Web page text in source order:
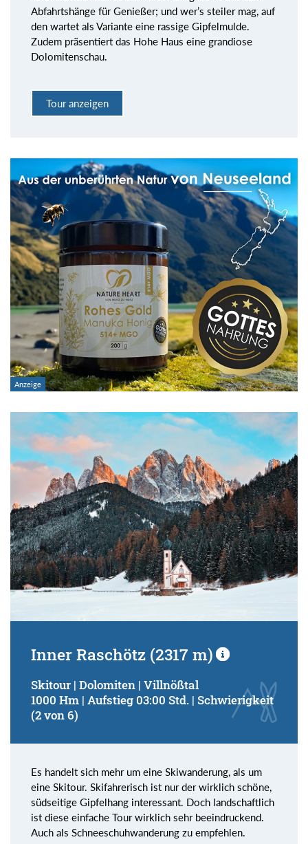
Abfahrtshänge für Genießer; und wer’s steiler mag, auf
den wartet als Variante eine rassige Gipfelmulde.
Zudem präsentiert das Hohe Haus eine grandiose
Dolomitenschau.
Tour anzeigen
Inner Raschötz (2317 m)
Skitour | Dolomiten | Villnößtal
1000 Hm | Aufstieg 03:00 Std. | Schwierigkeit
(2 von 6)
Es handelt sich mehr um eine Skiwanderung, als um
eine Skitour. Skifahrerisch ist nur der wirklich schöne,
südseitige Gipfelhang interessant. Doch landschaftlich
ist diese einfache Tour wirklich sehr beeindruckend.
Auch als Schneeschuhwanderung zu empfehlen.